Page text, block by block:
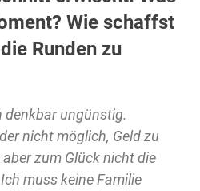
Wie schaffst
Runden zu
denkbar ungünstig.
nicht möglich, Geld zu
zum Glück nicht die
muss keine Familie